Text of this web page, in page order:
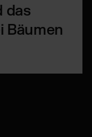
das
Bäumen